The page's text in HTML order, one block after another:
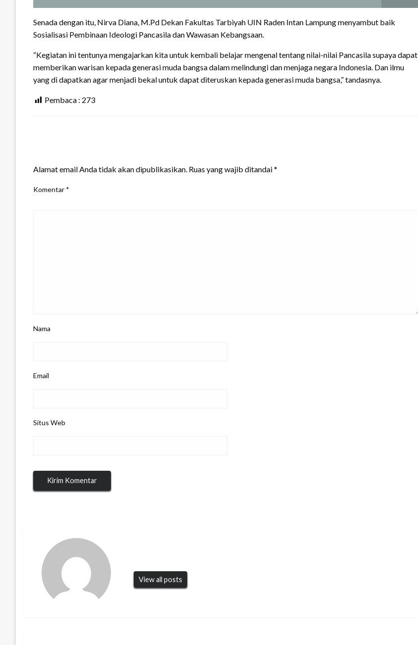
Senada dengan itu, Nirva Diana, M.Pd Dekan Fakultas Tarbiyah UIN Raden Intan Lampung menyambut baik
Sosialisasi Pembinaan Ideologi Pancasila dan Wawasan Kebangsaan.
“Kegiatan ini tentunya mengajarkan kita untuk kembali belajar mengenal tentang nilai-nilai Pancasila supaya dapat
memberikan warisan kepada generasi muda bangsa dalam melindungi dan menjaga negara Indonesia. Dan ilmu
yang di dapatkan agar menjadi bekal untuk dapat diteruskan kepada generasi muda bangsa,” tandasnya.
Pembaca : 273
Alamat email Anda tidak akan dipublikasikan. Ruas yang wajib ditandai*
Komentar *
Nama
Email
Situs Web
View all posts